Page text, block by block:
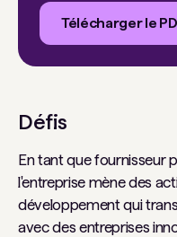
Télécharger le
Défis
En tant que fournisseur
l'entreprise mène des
développement qui
avec des entreprises